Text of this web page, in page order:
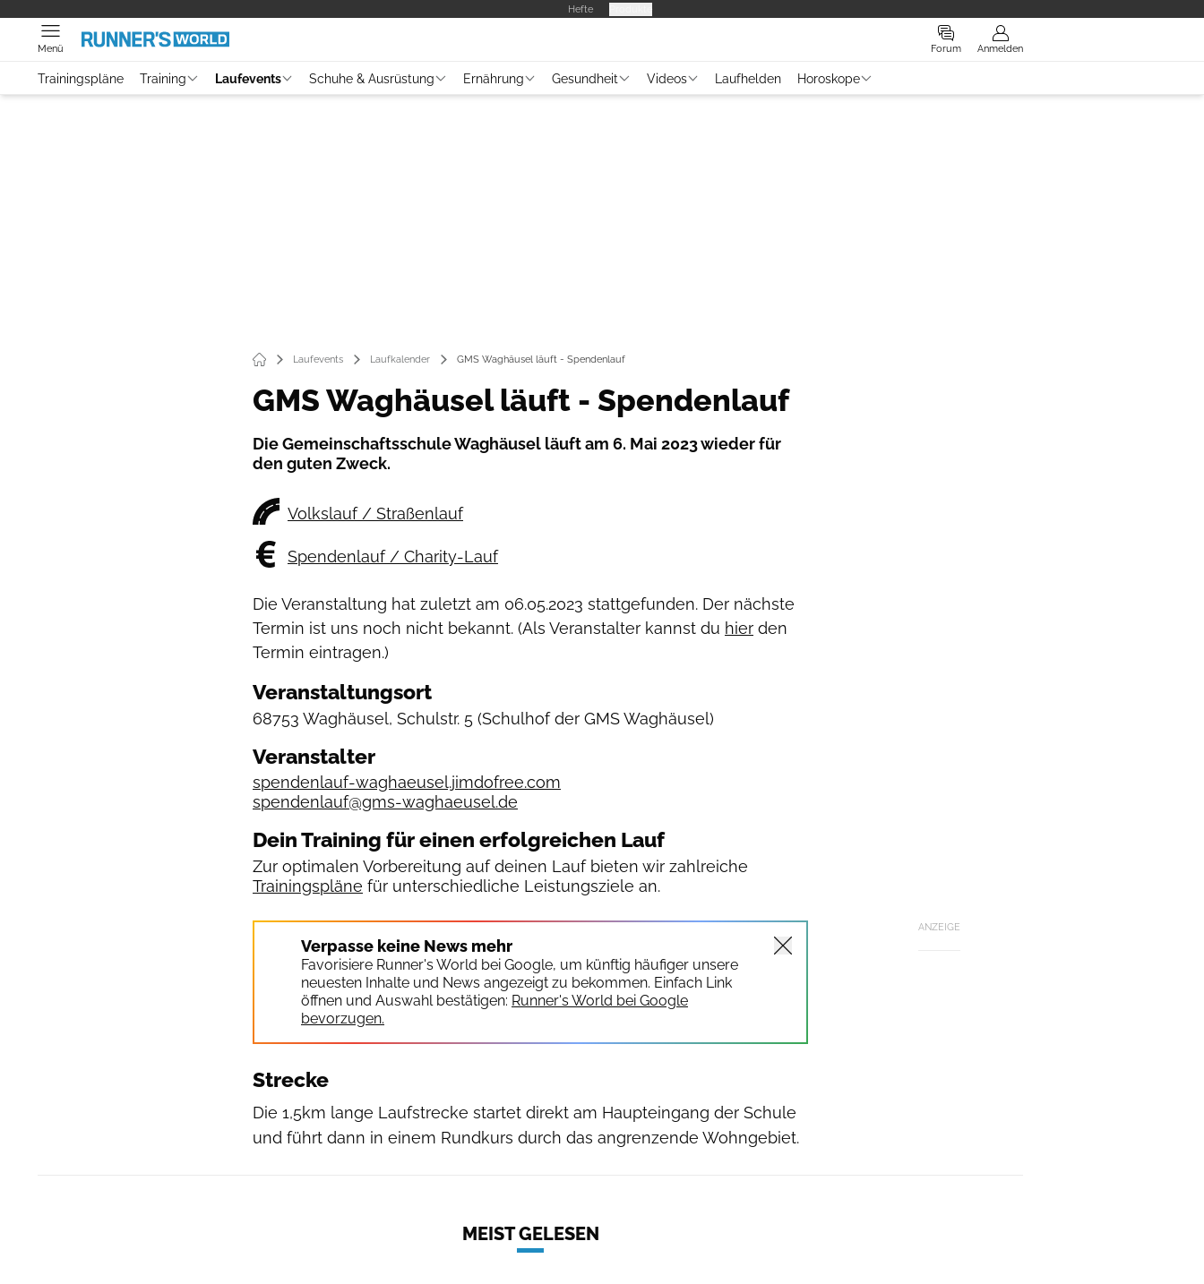
Hefte
Forum Anmelden
Menü
Trainingspläne Training Laufevents Schuhe & Ausrüstung Ernährung Gesundheit Videos Laufhelden Horoskope
Laufevents Laufkalender GMS Waghäusel läuft - Spendenlauf
GMS Waghäusel läuft - Spendenlauf
Die Gemeinschaftsschule Waghäusel läuft am 6. Mai 2023 wieder für
den guten Zweck.
Volkslauf / Straßenlauf
Spendenlauf / Charity-Lauf
Die Veranstaltung hat zuletzt am 06.05.2023 stattgefunden. Der nächste
Termin ist uns noch nicht bekannt. (Als Veranstalter kannst du hier den
Termin eintragen.)
Veranstaltungsort
68753 Waghäusel, Schulstr. 5 (Schulhof der GMS Waghäusel)
Veranstalter
spendenlauf-waghaeusel.jimdofree.com
spendenlauf@gms-waghaeusel.de
Dein Training für einen erfolgreichen Lauf
Zur optimalen Vorbereitung auf deinen Lauf bieten wir zahlreiche
Trainingspläne für unterschiedliche Leistungsziele an.
ANZEIGE
Verpasse keine News mehr
Favorisiere Runner's World bei Google, um künftig häufiger unsere
neuesten Inhalte und News angezeigt zu bekommen. Einfach Link
öffnen und Auswahl bestätigen: Runner's World bei Google
bevorzugen.
Strecke
Die 1,5km lange Laufstrecke startet direkt am Haupteingang der Schule
und führt dann in einem Rundkurs durch das angrenzende Wohngebiet.
MEIST GELESEN